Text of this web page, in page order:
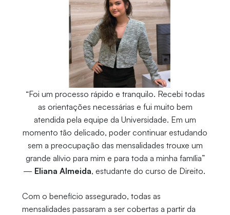
“Foi um processo rápido e tranquilo. Recebi todas
as orientações necessárias e fui muito bem
atendida pela equipe da Universidade. Em um
momento tão delicado, poder continuar estudando
sem a preocupação das mensalidades trouxe um
grande alívio para mim e para toda a minha família”
— Eliana Almeida, estudante do curso de Direito.
Com o benefício assegurado, todas as
mensalidades passaram a ser cobertas a partir da